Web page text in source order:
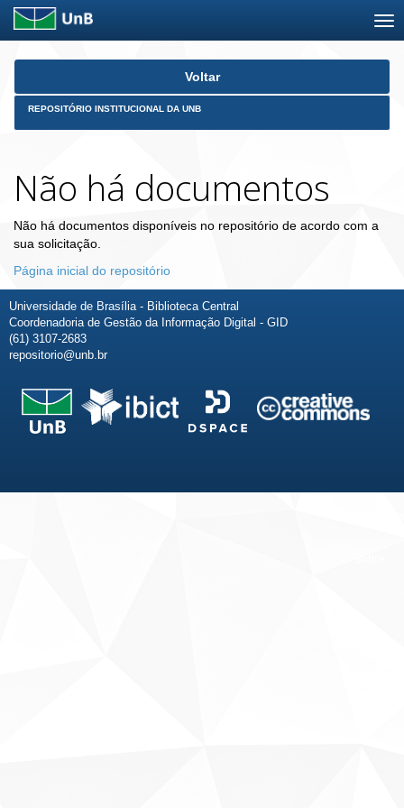
Skip
Voltar
REPOSITÓRIO INSTITUCIONAL DA UNB
Não há documentos
Não há documentos disponíveis no repositório de acordo com a
sua solicitação.
Página inicial do repositório
Universidade de Brasília - Biblioteca Central
Coordenadoria de Gestão da Informação Digital - GID
(61) 3107-2683
repositorio@unb.br